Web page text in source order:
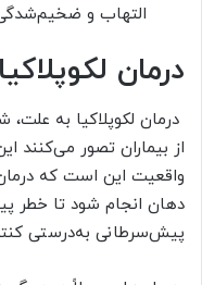
التهاب و
درمان لکوپلاکیا
درمان لکوپلاکیا به
از بیماران تصور می‌کنند
واقعیت این است که
دهان انجام شود تا خطر
پیش‌سرطانی به‌درستی